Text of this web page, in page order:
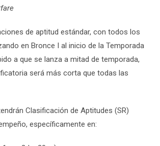
de aptitud estándar, con todos los
en Bronce I al inicio de la Temporada
a que se lanza a mitad de temporada,
será más corta que todas las
Clasificación de Aptitudes (SR)
específicamente en: